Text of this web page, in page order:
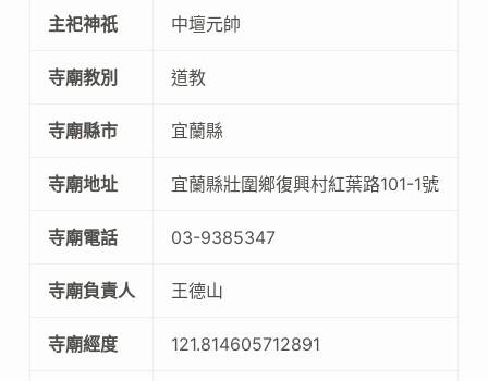
主祀神祇 中壇元帥
寺廟教別 道教
寺廟縣市 宜蘭縣
寺廟地址 宜蘭縣壯圍鄉復興村紅葉路101-1號
寺廟電話 03-9385347
寺廟負責人 王德山
寺廟經度 121.814605712891